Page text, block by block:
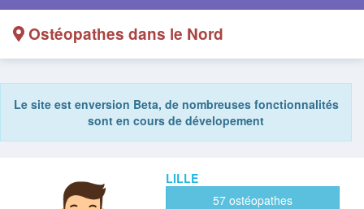
Ostéopathes dans le Nord
Le site est enversion Beta, de nombreuses fonctionnalités
sont en cours de dévelopement
LILLE
57 ostéopathes